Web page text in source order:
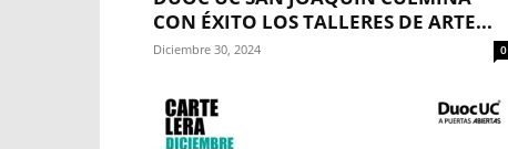
CON ÉXITO LOS TALLERES DE ARTE...
Diciembre 30, 2024 0